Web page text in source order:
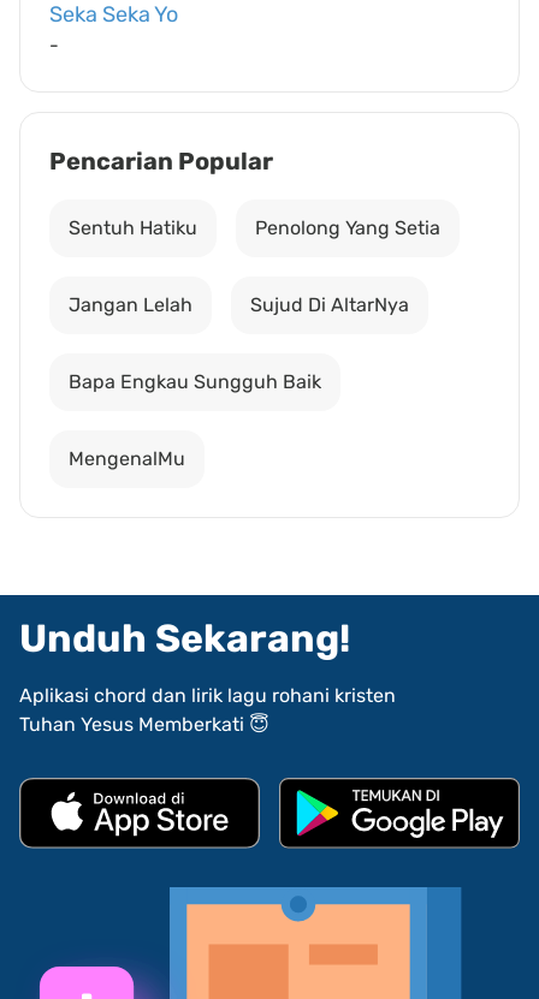
Seka Seka Yo
-
Pencarian Popular
Sentuh Hatiku Penolong Yang Setia
Jangan Lelah Sujud Di AltarNya
Bapa Engkau Sungguh Baik
MengenalMu
Unduh Sekarang!
Aplikasi chord dan lirik lagu rohani kristen
Tuhan Yesus Memberkati 😇